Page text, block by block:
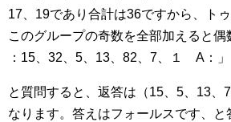
17、19であり合計は36ですから、トゥ
このグループの奇数を全部加えると偶
：15、32、5、13、82、7、１ A：」
と質問すると、返答は（15、5、13、
なります。答えはフォールスです、と